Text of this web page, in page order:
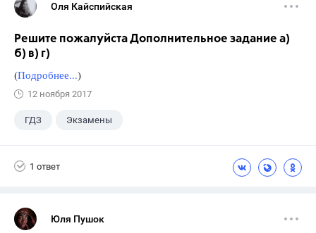
Оля Кайспийская
Решите пожалуйста Дополнительное задание а)
б) в) г)
(Подробнее...)
12 ноября 2017
ГДЗ Экзамены
1 ответ
Юля Пушок